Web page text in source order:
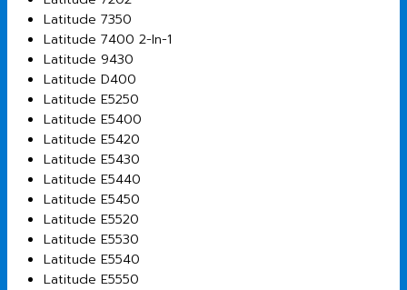
Latitude 7350
Latitude 7400 2-In-1
Latitude 9430
Latitude D400
Latitude E5250
Latitude E5400
Latitude E5420
Latitude E5430
Latitude E5440
Latitude E5450
Latitude E5520
Latitude E5530
Latitude E5540
Latitude E5550